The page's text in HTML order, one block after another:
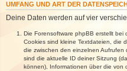
UMFANG UND ART DER
Deine Daten werden auf vier
Die Forensoftware phpBB erstellt bei
Cookies sind kleine Textdateien, die
die zwischen den einzelnen
sind die aktuelle ID deiner Sitzung
können), Informationen über die von